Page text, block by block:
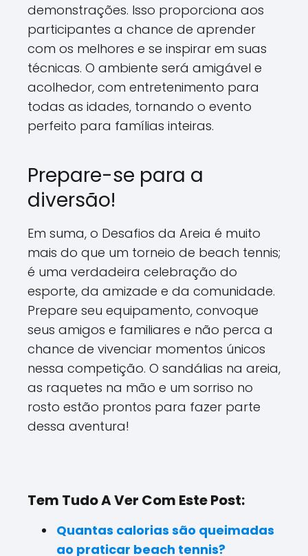
demonstrações. Isso proporciona aos
participantes a chance de aprender
com os melhores e se inspirar em suas
técnicas. O ambiente será amigável e
acolhedor, com entretenimento para
todas as idades, tornando o evento
perfeito para famílias inteiras.
Prepare-se para a
diversão!
Em suma, o Desafios da Areia é muito
mais do que um torneio de beach tennis;
é uma verdadeira celebração do
esporte, da amizade e da comunidade.
Prepare seu equipamento, convoque
seus amigos e familiares e não perca a
chance de vivenciar momentos únicos
nessa competição. O sandálias na areia,
as raquetes na mão e um sorriso no
rosto estão prontos para fazer parte
dessa aventura!
Tem Tudo A Ver Com Este Post:
Quantas calorias são queimadas
ao praticar beach tennis?